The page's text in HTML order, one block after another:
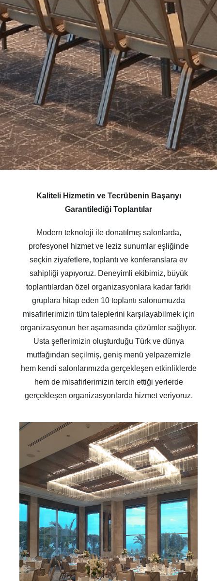
Kaliteli Hizmetin ve Tecrübenin Başarıyı
Garantilediği Toplantılar
Modern teknoloji ile donatılmış salonlarda,
profesyonel hizmet ve leziz sunumlar eşliğinde
seçkin ziyafetlere, toplantı ve konferanslara ev
sahipliği yapıyoruz. Deneyimli ekibimiz, büyük
toplantılardan özel organizasyonlara kadar farklı
gruplara hitap eden 10 toplantı salonumuzda
misafirlerimizin tüm taleplerini karşılayabilmek için
organizasyonun her aşamasında çözümler sağlıyor.
Usta şeflerimizin oluşturduğu Türk ve dünya
mutfağından seçilmiş, geniş menü yelpazemizle
hem kendi salonlarımızda gerçekleşen etkinliklerde
hem de misafirlerimizin tercih ettiği yerlerde
gerçekleşen organizasyonlarda hizmet veriyoruz.